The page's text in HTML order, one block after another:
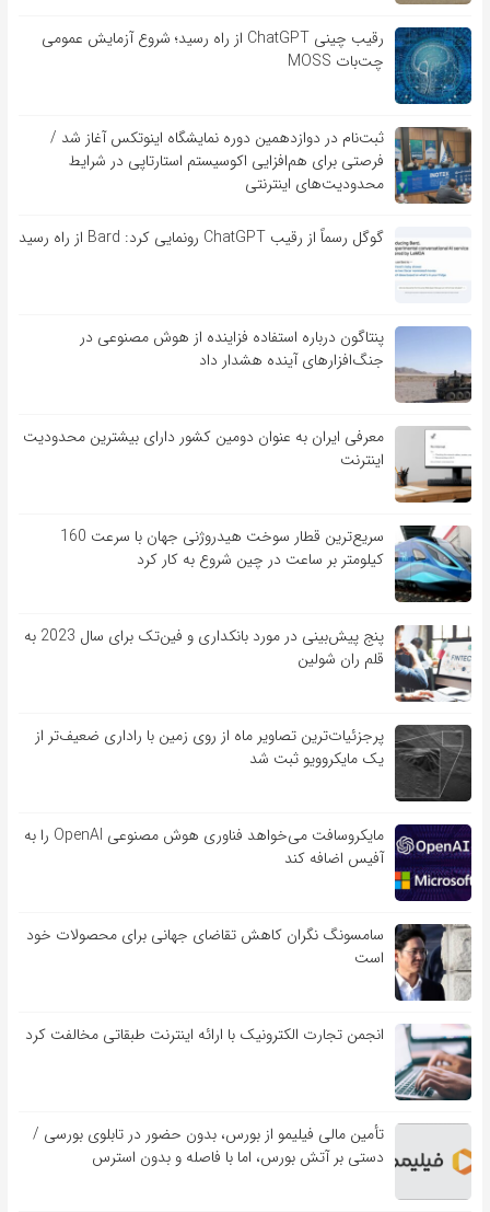
رقیب چینی ChatGPT از راه رسید؛ شروع آزمایش عمومی
چت‌بات MOSS
ثبت‌نام در دوازدهمین دوره نمایشگاه اینوتکس آغاز شد /
فرصتی برای هم‌افزایی اکوسیستم استارتاپی در شرایط
محدودیت‌های اینترنتی
گوگل رسماً از رقیب ChatGPT رونمایی کرد: Bard از راه رسید
پنتاگون درباره استفاده فزاینده از هوش مصنوعی در
جنگ‌افزارهای آینده هشدار داد
معرفی ایران به عنوان دومین کشور دارای بیشترین محدودیت
اینترنت
سریع‌ترین قطار سوخت هیدروژنی جهان با سرعت 160
کیلومتر بر ساعت در چین شروع به کار کرد
پنج پیش‌بینی در مورد بانکداری و فین‌تک برای سال 2023 به
قلم ران شولین
پرجزئیات‌ترین تصاویر ماه از روی زمین با راداری ضعیف‌تر از
یک مایکروویو ثبت شد
مایکروسافت می‌خواهد فناوری هوش مصنوعی OpenAI را به
آفیس اضافه کند
سامسونگ نگران کاهش تقاضای جهانی برای محصولات خود
است
انجمن تجارت الکترونیک با ارائه اینترنت طبقاتی مخالفت کرد
تأمین مالی فیلیمو از بورس، بدون حضور در تابلوی بورسی /
دستی بر آتش بورس، اما با فاصله و بدون استرس